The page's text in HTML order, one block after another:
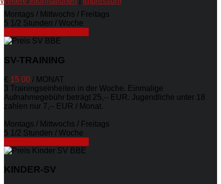
Montags / Mittwochs / Freitags
5 1/2 Stunden / Woche
SV-TRAINING
€ 15 00 / MONAT
3 Trainingseinheiten in der Woche. Einmalige
Aufnahmegebühr beträgt 25,-- EUR. Jugendliche unter 18
zahlen nur 7,-- EUR / Monat.
Montags / Mittwochs / Freitags
5 1/2 Stunden / Woche
KINDER-SV